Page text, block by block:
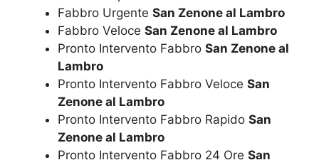
Fabbro Urgente San Zenone al Lambro
Fabbro Veloce San Zenone al Lambro
Pronto Intervento Fabbro San Zenone al
Lambro
Pronto Intervento Fabbro Veloce San
Zenone al Lambro
Pronto Intervento Fabbro Rapido San
Zenone al Lambro
Pronto Intervento Fabbro 24 Ore San